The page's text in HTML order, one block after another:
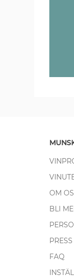
OM
BLI
PRESS
FAQ